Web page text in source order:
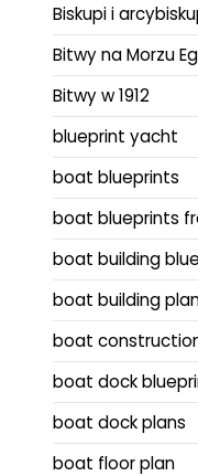
Biskupi i
Bitwy na Morzu
Bitwy w 1912
blueprint yacht
boat blueprints
boat blueprints
boat building
boat building
boat
boat dock
boat dock plans
boat floor plan